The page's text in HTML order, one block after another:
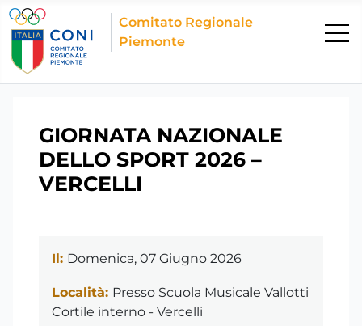
Comitato Regionale
Piemonte
GIORNATA NAZIONALE
DELLO SPORT 2026 –
VERCELLI
Il: Domenica, 07 Giugno 2026
Località: Presso Scuola Musicale Vallotti
Cortile interno - Vercelli